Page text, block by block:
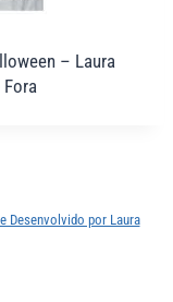
– Laura
Desenvolvido por Laura